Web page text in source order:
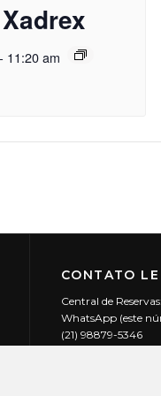
- 11:20 am
CONTATO
Central de
WhatsApp (este
(21) 98879-5346